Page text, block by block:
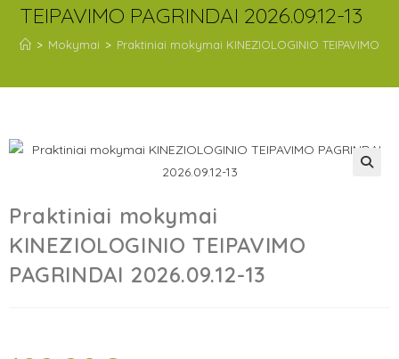
TEIPAVIMO PAGRINDAI 2026.09.12-13
> Mokymai > Praktiniai mokymai KINEZIOLOGINIO TEIPAVIMO
Praktiniai mokymai
KINEZIOLOGINIO TEIPAVIMO
PAGRINDAI 2026.09.12-13